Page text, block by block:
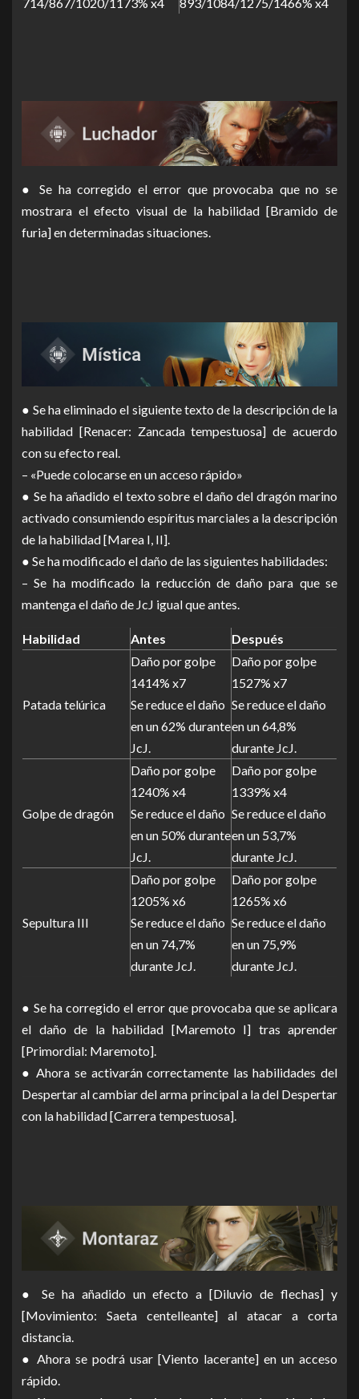
● Se ha corregido el error que provocaba que no se
mostrara el efecto visual de la habilidad [Bramido de
furia] en determinadas situaciones.
● Se ha eliminado el siguiente texto de la descripción de la
habilidad [Renacer: Zancada tempestuosa] de acuerdo
con su efecto real.
– «Puede colocarse en un acceso rápido»
● Se ha añadido el texto sobre el daño del dragón marino
activado consumiendo espíritus marciales a la descripción
de la habilidad [Marea I, II].
● Se ha modificado el daño de las siguientes habilidades:
– Se ha modificado la reducción de daño para que se
mantenga el daño de JcJ igual que antes.
Habilidad Antes Después
Patada telúrica
Daño por golpe
1414% x7
Se reduce el daño
en un 62% durante
JcJ.
Daño por golpe
1527% x7
Se reduce el daño
en un 64,8%
durante JcJ.
Golpe de dragón
Daño por golpe
1240% x4
Se reduce el daño
en un 50% durante
JcJ.
Daño por golpe
1339% x4
Se reduce el daño
en un 53,7%
durante JcJ.
Sepultura III
Daño por golpe
1205% x6
Se reduce el daño
en un 74,7%
durante JcJ.
Daño por golpe
1265% x6
Se reduce el daño
en un 75,9%
durante JcJ.
● Se ha corregido el error que provocaba que se aplicara
el daño de la habilidad [Maremoto I] tras aprender
[Primordial: Maremoto].
● Ahora se activarán correctamente las habilidades del
Despertar al cambiar del arma principal a la del Despertar
con la habilidad [Carrera tempestuosa].
● Se ha añadido un efecto a [Diluvio de flechas] y
[Movimiento: Saeta centelleante] al atacar a corta
distancia.
● Ahora se podrá usar [Viento lacerante] en un acceso
rápido.